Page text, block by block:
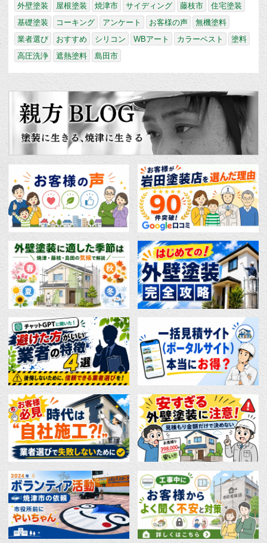
外壁塗装 屋根塗装 焼津市 サイディング 藤枝市
住宅塗装
基礎塗装
コーキング アンケート お客様の声
無機塗料
業者選び
おすすめ シリコン WBアート カラーベスト
塗料
高圧洗浄
遮熱塗料 島田市